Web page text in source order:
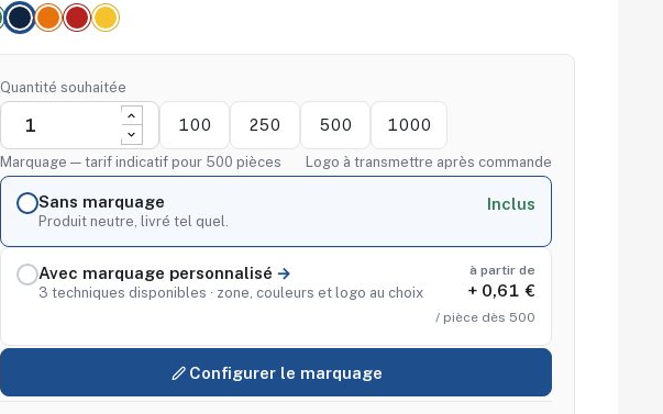
Quantité souhaitée
100 250 500 1000
Marquage — tarif indicatif pour 500 pièces Logo à transmettre après commande
Sans marquage
Produit neutre, livré tel quel.
Inclus
Avec marquage personnalisé
3 techniques disponibles · zone, couleurs et logo au choix
à partir de
+ 0,61 €
/ pièce dès 500
Configurer le marquage